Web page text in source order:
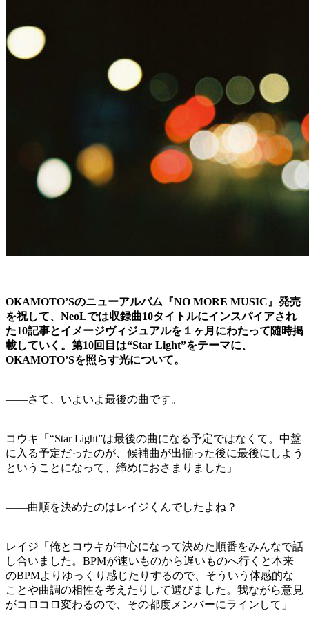
OKAMOTO’Sのニューアルバム『NO MORE MUSIC』発売
を祝して、NeoLでは収録曲10タイトルにインスパイアされ
た10記事とイメージヴィジュアルを１ヶ月にわたって随時掲
載していく。第10回目は“Star Light”をテーマに、
OKAMOTO’Sを照らす光について。
——さて、いよいよ最後の曲です。
コウキ「“Star Light”は最後の曲になる予定ではなくて。中盤
に入る予定だったのが、候補曲が出揃った後に最後にしよう
ということになって、締めにおさまりました」
——曲順を決めたのはレイジくんでしたよね？
レイジ「俺とコウキが中心になって決めた順番をみんなで話
し合いました。BPMが速いものから遅いものへ行くと本来
のBPMよりゆっくり感じたりするので、そういう体感的な
ことや曲調の相性を考えたりして選びました。我ながら意見
がコロコロ変わるので、その都度メンバーにラインして」